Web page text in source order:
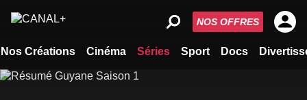
Nos Créations Cinéma Séries Sport Docs
NOS OFFRES